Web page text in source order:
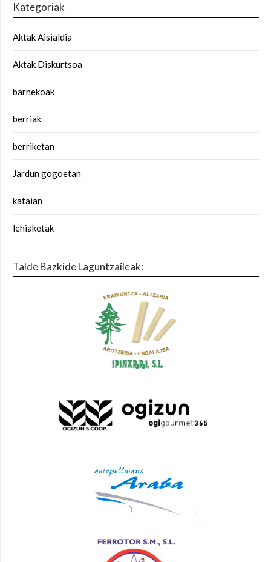
Kategoriak
Aktak Aisialdia
Aktak Diskurtsoa
barnekoak
berriak
berriketan
Jardun gogoetan
kataian
lehiaketak
Talde Bazkide Laguntzaileak: